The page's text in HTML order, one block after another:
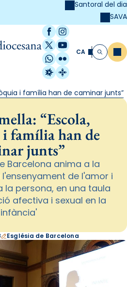
Santoral del dia
SAVA
Facebook
Instagram
X / Twitter
YouTube
WhatsApp
Flickr
Radio Estel
Catalunya
CA Cerca
i família han de caminar junts”
“Escola,
família han de
junts”
Barcelona anima a la
de l'amor i
la persona, en una taula
afectiva i sexual en la
infància'
Església de Barcelona